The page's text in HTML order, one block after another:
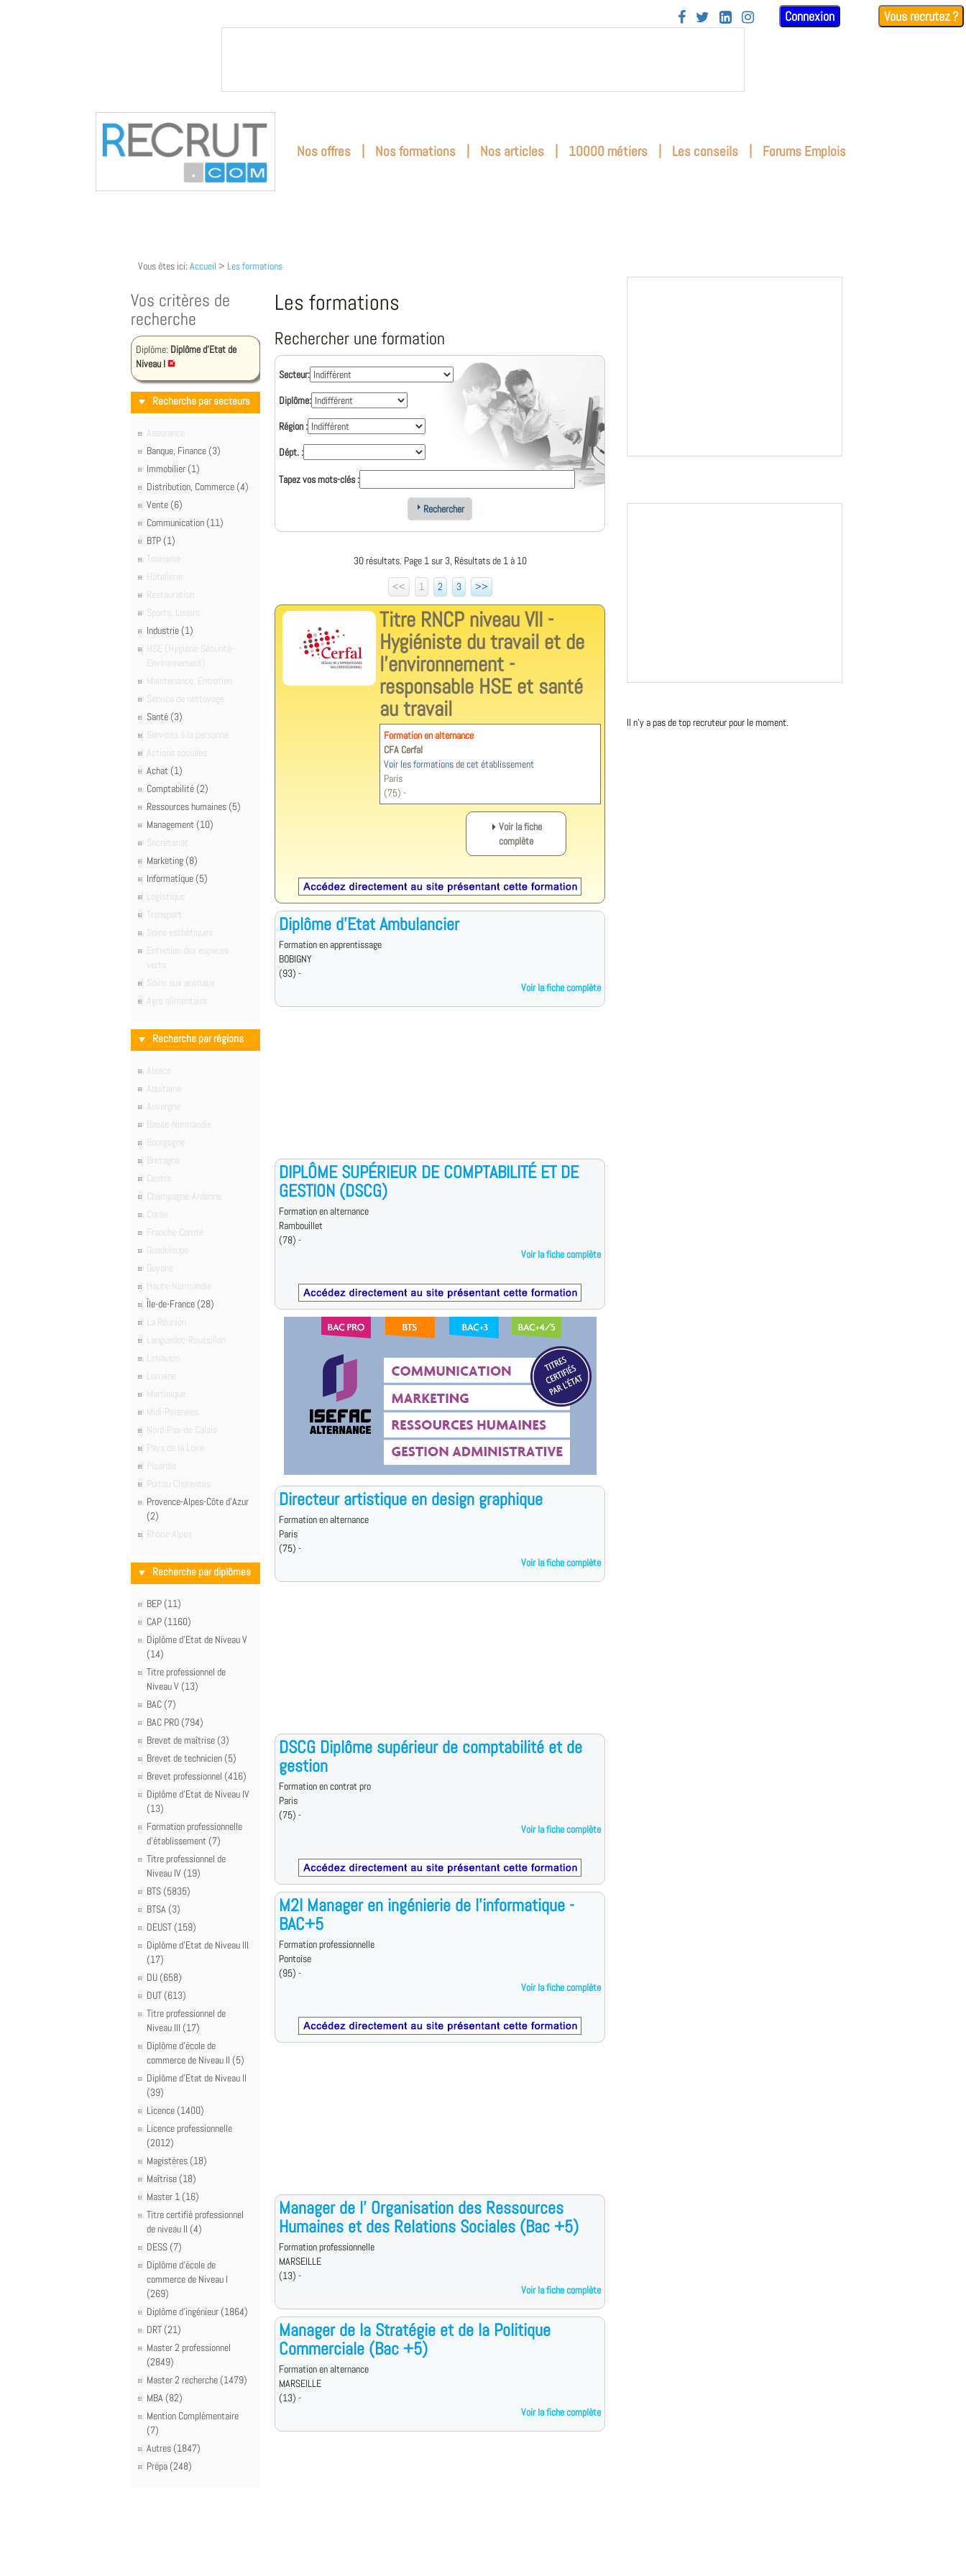
    Connexion Vous recrutez ?
Nos offres | Nos formations | Nos articles | 10000 métiers | Les conseils | Forums Emplois
Vous êtes ici: Accueil > Les formations
Vos critères de
recherche
Diplôme: Diplôme d'Etat de
Niveau I
Recherche par secteurs
Assurance
Banque, Finance (3)
Immobilier (1)
Distribution, Commerce (4)
Vente (6)
Communication (11)
BTP (1)
Tourisme
Hôtellerie
Restauration
Sports, Loisirs
Industrie (1)
HSE (Hygiène-Sécurité-
Environnement)
Maintenance, Entretien
Service de nettoyage
Santé (3)
Services à la personne
Actions sociales
Achat (1)
Comptabilité (2)
Ressources humaines (5)
Management (10)
Secrétariat
Marketing (8)
Informatique (5)
Logistique
Transport
Soins esthétiques
Entretien des espaces
verts
Soins aux animaux
Agro alimentaire
Recherche par régions
Alsace
Aquitaine
Auvergne
Basse-Normandie
Bourgogne
Bretagne
Centre
Champagne-Ardenne
Corse
Franche-Comté
Guadeloupe
Guyane
Haute-Normandie
Île-de-France (28)
La Réunion
Languedoc-Roussillon
Limousin
Lorraine
Martinique
Midi-Pyrénées
Nord-Pas-de-Calais
Pays de la Loire
Picardie
Poitou-Charentes
Provence-Alpes-Côte d'Azur
(2)
Rhône-Alpes
Recherche par diplômes
BEP (11)
CAP (1160)
Diplôme d'Etat de Niveau V
(14)
Titre professionnel de
Niveau V (13)
BAC (7)
BAC PRO (794)
Brevet de maîtrise (3)
Brevet de technicien (5)
Brevet professionnel (416)
Diplôme d'Etat de Niveau IV
(13)
Formation professionnelle
d'établissement (7)
Titre professionnel de
Niveau IV (19)
BTS (5835)
BTSA (3)
DEUST (159)
Diplôme d'Etat de Niveau III
(17)
DU (658)
DUT (613)
Titre professionnel de
Niveau III (17)
Diplôme d'école de
commerce de Niveau II (5)
Diplôme d'Etat de Niveau II
(39)
Licence (1400)
Licence professionnelle
(2012)
Magistères (18)
Maîtrise (18)
Master 1 (16)
Titre certifié professionnel
de niveau II (4)
DESS (7)
Diplôme d'école de
commerce de Niveau I
(269)
Diplôme d'ingénieur (1864)
DRT (21)
Master 2 professionnel
(2849)
Master 2 recherche (1479)
MBA (82)
Mention Complémentaire
(7)
Autres (1847)
Prépa (248)
Les formations
Rechercher une formation
Secteur:
Diplôme:
Région :
Dépt. :
Tapez vos mots-clés :
Rechercher
30 résultats. Page 1 sur 3, Résultats de 1 à 10
<<
1 2 3 >>
Titre RNCP niveau VII -
Hygiéniste du travail et de
l'environnement -
responsable HSE et santé
au travail
Formation en alternance
CFA Cerfal
Voir les formations de cet établissement
Paris
(75) -
Voir la fiche
complète
Diplôme d'Etat Ambulancier
Formation en apprentissage
BOBIGNY
(93) -
Voir la fiche complète
DIPLÔME SUPÉRIEUR DE COMPTABILITÉ ET DE
GESTION (DSCG)
Formation en alternance
Rambouillet
(78) -
Voir la fiche complète
Directeur artistique en design graphique
Formation en alternance
Paris
(75) -
Voir la fiche complète
DSCG Diplôme supérieur de comptabilité et de
gestion
Formation en contrat pro
Paris
(75) -
Voir la fiche complète
M2I Manager en ingénierie de l'informatique -
BAC+5
Formation professionnelle
Pontoise
(95) -
Voir la fiche complète
Manager de l' Organisation des Ressources
Humaines et des Relations Sociales (Bac +5)
Formation professionnelle
MARSEILLE
(13) -
Voir la fiche complète
Manager de la Stratégie et de la Politique
Commerciale (Bac +5)
Formation en alternance
MARSEILLE
(13) -
Voir la fiche complète
Il n'y a pas de top recruteur pour le moment.